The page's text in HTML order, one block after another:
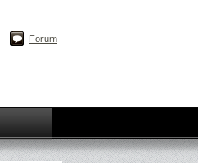
Forum